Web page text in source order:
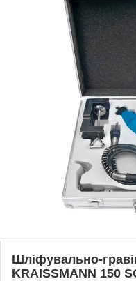
Шліфувально-
KRAISSMANN 150